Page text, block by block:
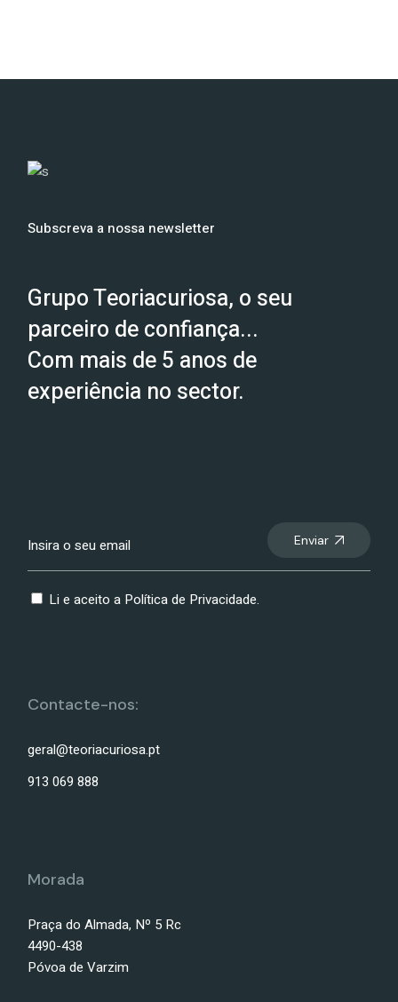
Subscreva a nossa newsletter
Grupo Teoriacuriosa, o seu
parceiro de confiança...
Com mais de 5 anos de
experiência no sector.
Enviar
Li e aceito a Política de Privacidade.
Contacte-nos:
geral@teoriacuriosa.pt
913 069 888
Morada
Praça do Almada, Nº 5 Rc
4490-438
Póvoa de Varzim